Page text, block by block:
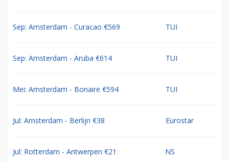
Sep: Amsterdam - Curacao €569 TUI
Sep: Amsterdam - Aruba €614 TUI
Mei: Amsterdam - Bonaire €594 TUI
Jul: Amsterdam - Berlijn €38 Eurostar
Jul: Rotterdam - Antwerpen €21 NS